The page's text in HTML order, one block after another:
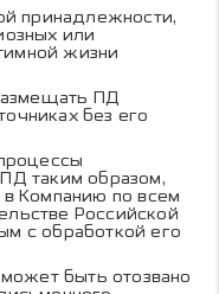
принадлежности,
или
жизни
ПД
без его
таким образом,
в Компанию по всем
Российской
с обработкой его
быть отозвано